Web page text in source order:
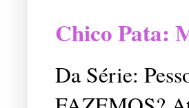
Chico Pata:
Da Série: